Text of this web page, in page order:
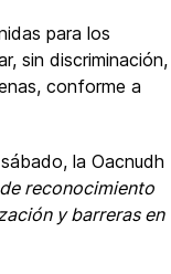
para los
sin discriminación,
conforme a
la Oacnudh
reconocimiento
y barreras en